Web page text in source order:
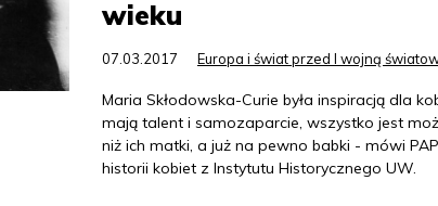
wieku
07.03.2017 Europa i świat przed I wojną
Maria Skłodowska-Curie była inspiracją dla
mają talent i samozaparcie, wszystko jest
niż ich matki, a już na pewno babki - mówi
historii kobiet z Instytutu Historycznego UW.